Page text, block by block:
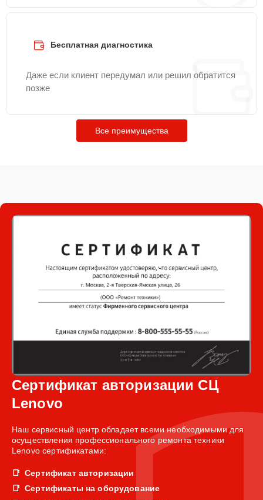
Бесплатная диагностика
Даже если клиент передумал или решил обратится
позже
Все преимущества
Сертификат авторизации СЦ
Lenovo
Наш сервисный центр обладает всеми необходимыми для
осуществления профессионального ремонта техники
Lenovo сертификатами:
Сертификат авторизации
Сертификаты на оборудование